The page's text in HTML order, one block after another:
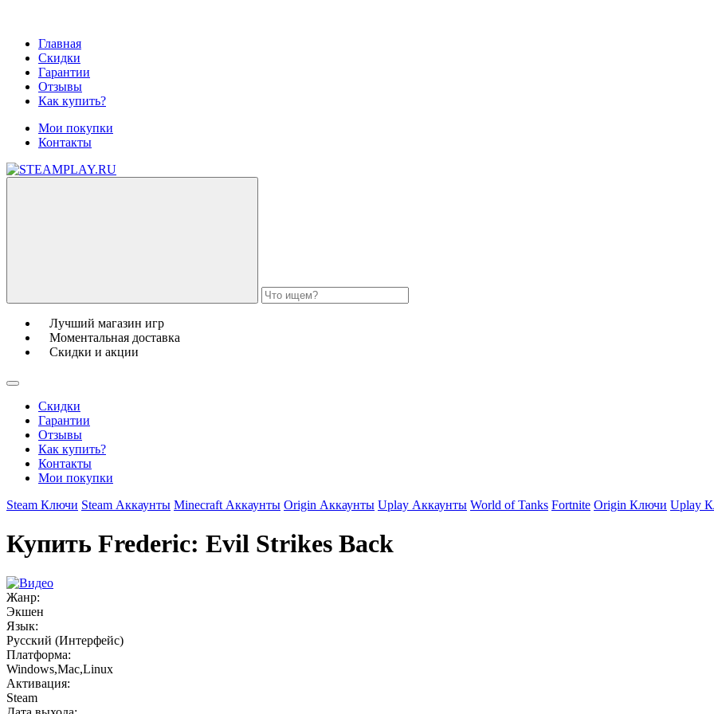
Главная
Скидки
Гарантии
Отзывы
Как купить?
Мои покупки
Контакты
Лучший магазин игр
Моментальная доставка
Скидки и акции
Скидки
Гарантии
Отзывы
Как купить?
Контакты
Мои покупки
Steam Ключи Steam Аккаунты Minecraft Аккаунты Origin Аккаунты Uplay Аккаунты World of Tanks Fortnite Origin Ключи Uplay
Купить Frederic: Evil Strikes Back
Жанр:
Экшен
Язык:
Русский (Интерфейс)
Платформа:
Windows,Mac,Linux
Активация:
Steam